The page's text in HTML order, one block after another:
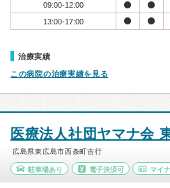
09:00-12:00
13:00-17:00
治療実績
この病院の治療実績を見る
医療法人社団ヤマナ会
広島県東広島市西条町吉行
駐車場あり 電子決済可 マイ